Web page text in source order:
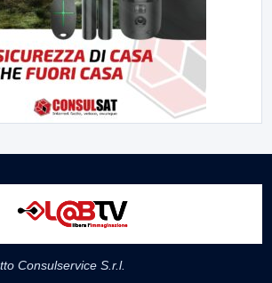
Consulservice S.r.l.